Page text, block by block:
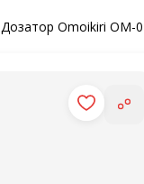
Дозатор Omoikiri